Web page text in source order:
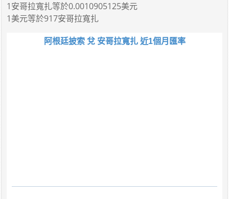
1安哥拉寬扎等於0.0010905125美元
1美元等於917安哥拉寬扎
阿根廷披索 兌 安哥拉寬扎 近1個月匯率